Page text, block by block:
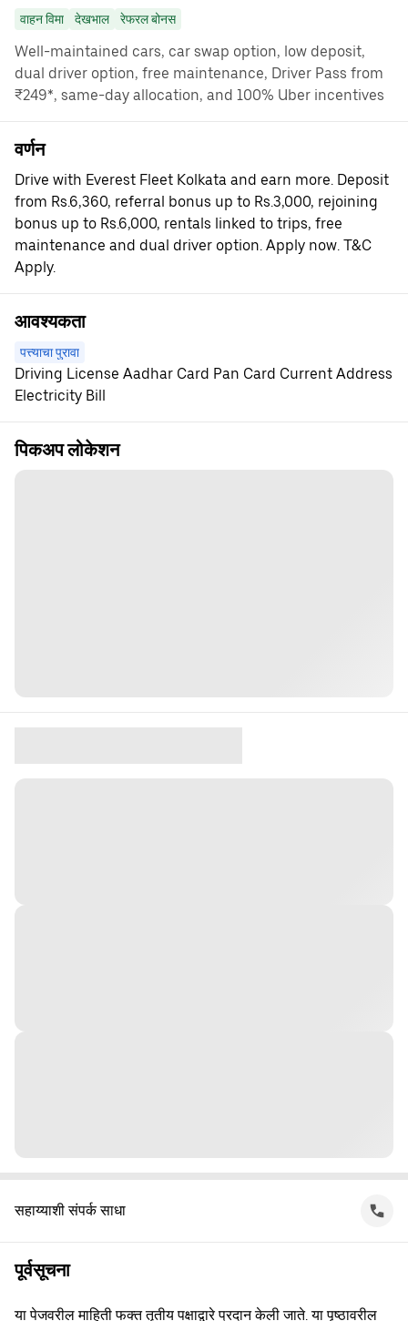
वाहन विमा देखभाल रेफरल बोनस
Well-maintained cars, car swap option, low deposit,
dual driver option, free maintenance, Driver Pass from
₹249*, same-day allocation, and 100% Uber incentives
वर्णन
Drive with Everest Fleet Kolkata and earn more. Deposit
from Rs.6,360, referral bonus up to Rs.3,000, rejoining
bonus up to Rs.6,000, rentals linked to trips, free
maintenance and dual driver option. Apply now. T&C
Apply.
आवश्यकता
पत्त्याचा पुरावा
Driving License Aadhar Card Pan Card Current Address
Electricity Bill
पिकअप लोकेशन
सहाय्याशी संपर्क साधा
पूर्वसूचना
या पेजवरील माहिती फक्त तृतीय पक्षाद्वारे प्रदान केली जाते. या पृष्ठावरील